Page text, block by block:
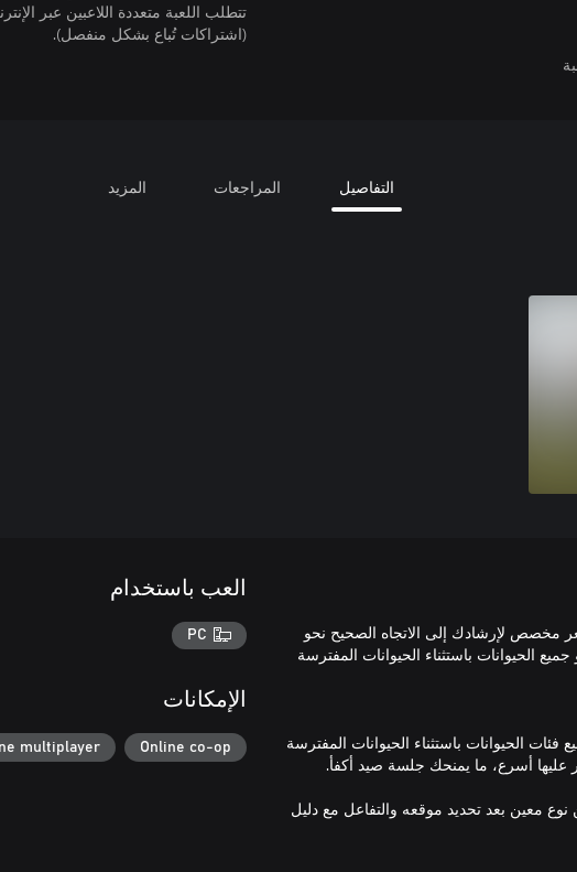
(اشتراكات تُباع بشكل منفصل).
التفاصيل المراجعات المزيد
مخصص لإرشادك إلى الاتجاه الصحيح نحو
الحيوانات باستثناء الحيوانات المفترسة
الحيوانات باستثناء الحيوانات المفترسة
معين بعد تحديد موقعه والتفاعل مع دليل
العب باستخدام
PC
الإمكانات
Online co-op
multiplayer